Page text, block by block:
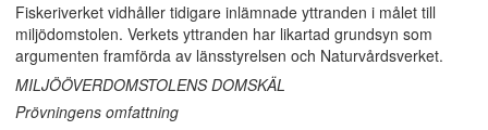
Fiskeriverket vidhåller tidigare inlämnade yttranden i målet till
miljödomstolen. Verkets yttranden har likartad grundsyn som
argumenten framförda av länsstyrelsen och Naturvårdsverket.
MILJÖÖVERDOMSTOLENS DOMSKÄL
Prövningens omfattning